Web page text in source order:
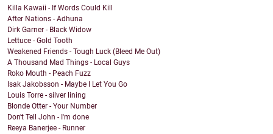
Killa Kawaii - If Words Could Kill
After Nations - Adhuna
Dirk Garner - Black Widow
Lettuce - Gold Tooth
Weakened Friends - Tough Luck (Bleed Me Out)
A Thousand Mad Things - Local Guys
Roko Mouth - Peach Fuzz
Isak Jakobsson - Maybe I Let You Go
Louis Torre - silver lining
Blonde Otter - Your Number
Don't Tell John - I'm done
Reeya Banerjee - Runner